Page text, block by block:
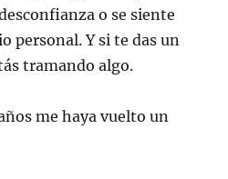
o se siente
personal. Y si te das un
tramando algo.
me haya vuelto un